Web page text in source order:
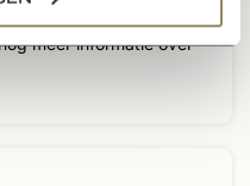
meer informatie over